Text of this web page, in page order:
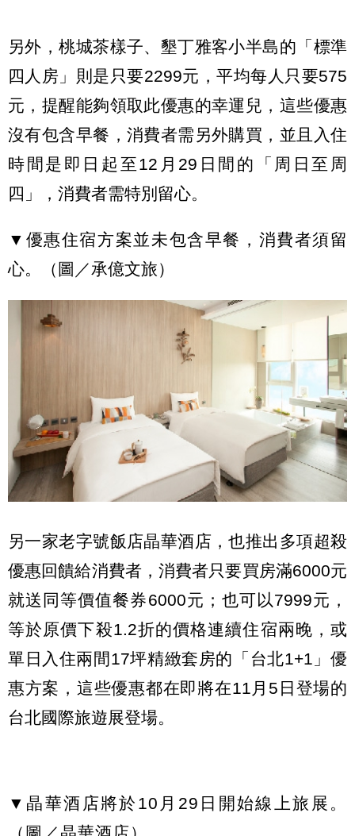
另外，桃城茶樣子、墾丁雅客小半島的「標準
四人房」則是只要2299元，平均每人只要575
元，提醒能夠領取此優惠的幸運兒，這些優惠
沒有包含早餐，消費者需另外購買，並且入住
時間是即日起至12月29日間的「周日至周
四」，消費者需特別留心。
▼優惠住宿方案並未包含早餐，消費者須留
心。（圖／承億文旅）
另一家老字號飯店晶華酒店，也推出多項超殺
優惠回饋給消費者，消費者只要買房滿6000元
就送同等價值餐券6000元；也可以7999元，
等於原價下殺1.2折的價格連續住宿兩晚，或
單日入住兩間17坪精緻套房的「台北1+1」優
惠方案，這些優惠都在即將在11月5日登場的
台北國際旅遊展登場。
▼晶華酒店將於10月29日開始線上旅展。